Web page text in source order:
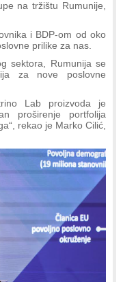
na tržištu Rumunije,
i BDP-om od oko
prilike za nas.
sektora, Rumunija se
za nove poslovne
Lab proizvoda je
proširenje portfolija
rekao je Marko Cilić,